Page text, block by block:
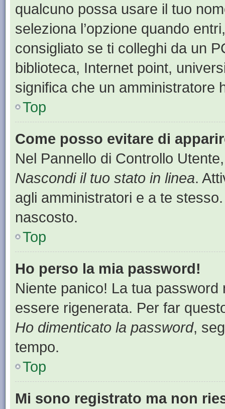
qualcuno possa usare il tuo
seleziona l’opzione quando
consigliato se ti colleghi da un
biblioteca, Internet point,
significa che un amministratore
Top
Come posso evitare di
Nel Pannello di Controllo
Nascondi il tuo stato in linea.
agli amministratori e a te
nascosto.
Top
Ho perso la mia password!
Niente panico! La tua
essere rigenerata. Per far
Ho dimenticato la password,
tempo.
Top
Mi sono registrato ma non